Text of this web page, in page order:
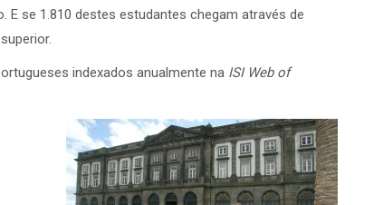
E se 1.810 destes estudantes chegam através de
indexados anualmente na ISI Web of